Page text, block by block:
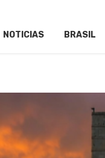
NOTICIAS BRASIL